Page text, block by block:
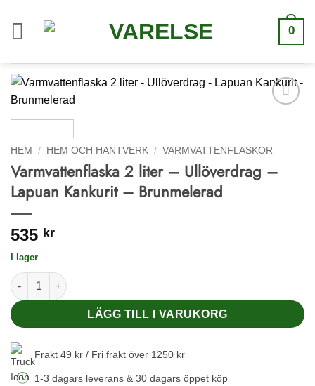
innehåll
0
HEM / HEM OCH HANTVERK / VARMVATTENFLASKOR
Varmvattenflaska 2 liter – Ullöverdrag –
Lapuan Kankurit – Brunmelerad
535 kr
I lager
Varmvattenflaska 2 liter - Ullöverdrag - Lapuan Kankurit -
LÄGG TILL I VARUKORG
Frakt 49 kr / Fri frakt över 1250 kr
1-3 dagars leverans & 30 dagars öppet köp